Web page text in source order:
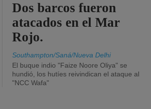
Dos barcos fueron
atacados en el Mar
Rojo.
Southampton/Saná/Nueva Delhi
El buque indio "Faize Noore Oliya" se
hundió, los hutíes reivindican el ataque al
"NCC Wafa"